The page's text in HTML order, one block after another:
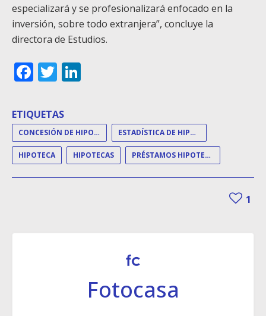
especializará y se profesionalizará enfocado en la
inversión, sobre todo extranjera”, concluye la
directora de Estudios.
Facebook
Twitter
ETIQUETAS
CONCESIÓN DE HIPOTECAS ESTADÍSTICA DE HIPOTECAS
HIPOTECA HIPOTECAS PRÉSTAMOS HIPOTECARIOS
1
Fotocasa